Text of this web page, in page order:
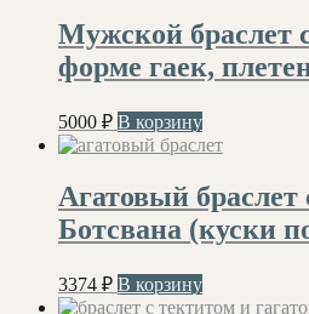
Мужской браслет
форме гаек,
5000 ₽ В корзину
Агатовый браслет
Ботсвана (куски
3374 ₽ В корзину